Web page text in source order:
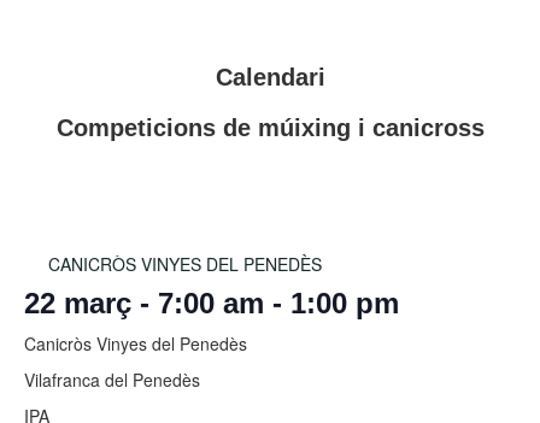
Calendari
Competicions de múixing i canicross
CANICRÒS VINYES DEL PENEDÈS
22 març - 7:00 am - 1:00 pm
Canicròs Vinyes del Penedès
Vilafranca del Penedès
IPA